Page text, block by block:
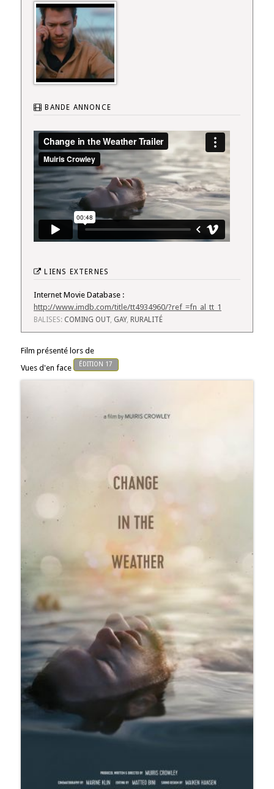
BANDE ANNONCE
LIENS EXTERNES
Internet Movie Database :
http://www.imdb.com/title/tt4934960/?ref_=fn_al_tt_1
BALISES: COMING OUT, GAY, RURALITÉ
Film présenté lors de
Vues d'en face
ÉDITION 17